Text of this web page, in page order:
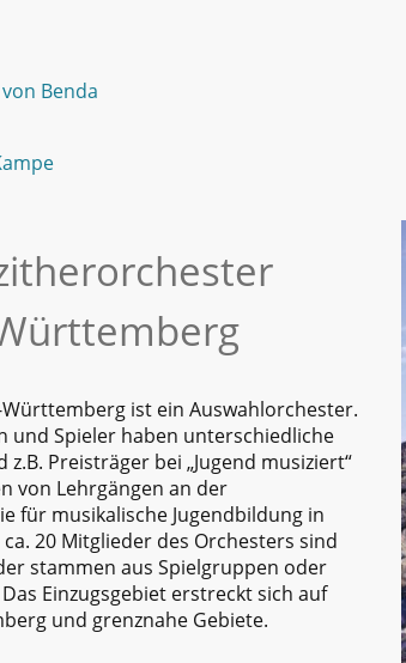
Benda
Württemberg ist ein Auswahlorchester.
und Spieler haben unterschiedliche
Preisträger bei „Jugend musiziert“
von Lehrgängen an der
für musikalische Jugendbildung in
20 Mitglieder des Orchesters sind
stammen aus Spielgruppen oder
Einzugsgebiet erstreckt sich auf
und grenznahe Gebiete.